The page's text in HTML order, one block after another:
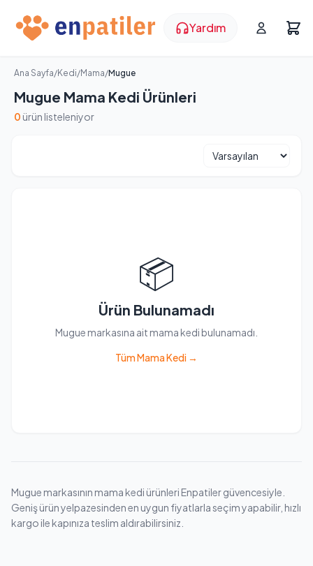
Yardım
Ana Sayfa/Kedi/Mama/Mugue
Mugue Mama Kedi Ürünleri
0 ürün listeleniyor
📦
Ürün Bulunamadı
Mugue markasına ait mama kedi bulunamadı.
Tüm Mama Kedi →
Mugue markasının mama kedi ürünleri Enpatiler güvencesiyle.
Geniş ürün yelpazesinden en uygun fiyatlarla seçim yapabilir, hızlı
kargo ile kapınıza teslim aldırabilirsiniz.